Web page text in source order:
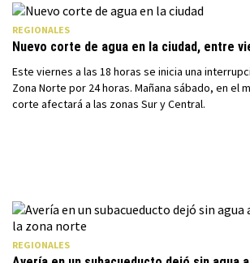
REGIONALES
Nuevo corte de agua en la ciudad, entre
Este viernes a las 18 horas se inicia una
Zona Norte por 24 horas. Mañana sábado, en el
corte afectará a las zonas Sur y Central.
REGIONALES